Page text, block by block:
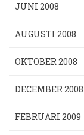
JUNI 2008
AUGUSTI 2008
OKTOBER 2008
DECEMBER 2008
FEBRUARI 2009